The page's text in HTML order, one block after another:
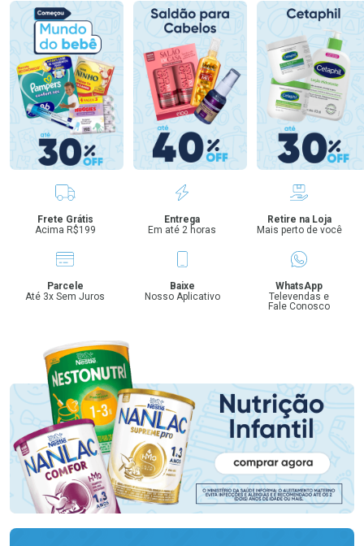
Benefícios
Frete Grátis
Acima R$199
Entrega
Em até 2 horas
Retire na Loja
Mais perto de você
Parcele
Até 3x Sem Juros
Baixe
Nosso Aplicativo
WhatsApp
Televendas e
Fale Conosco